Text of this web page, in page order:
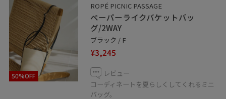
50%OFF
ROPÉ PICNIC PASSAGE
ペーパーライクバケットバッ
グ/2WAY
ブラック / F
¥3,245
レビュー
コーディネートを夏らしくしてくれるミニ
バッグ。